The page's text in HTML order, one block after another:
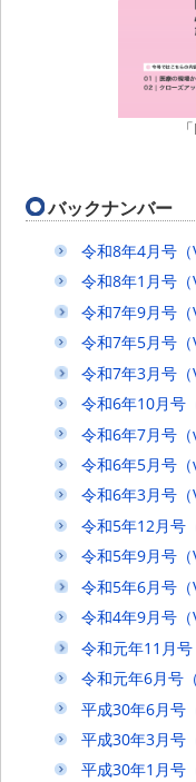
バックナンバー
令和8年4月号（
令和8年1月号（
令和7年9月号（
令和7年5月号（
令和7年3月号（
令和6年10月号
令和6年7月号（
令和6年5月号（
令和6年3月号（
令和5年12月号
令和5年9月号（
令和5年6月号（
令和4年9月号（
令和元年11月号
令和元年6月号
平成30年6月号
平成30年3月号
平成30年1月号